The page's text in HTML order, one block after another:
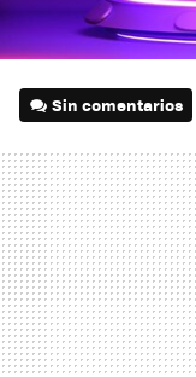
Sin comentarios